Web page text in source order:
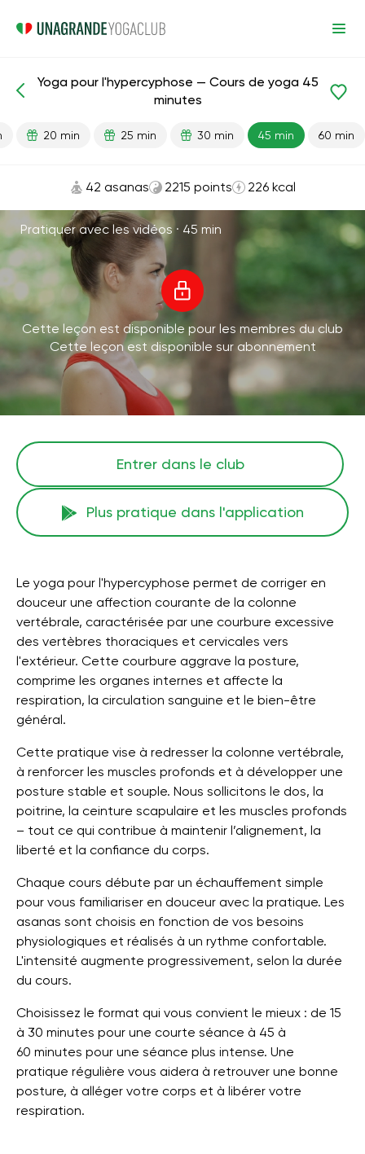
Yoga pour l'hypercyphose — Cours de yoga 45
minutes
20 min 25 min 30 min 45 min 60 min
42 asanas 2215 points 226 kcal
Pratiquer avec les vidéos · 45 min
Cette leçon est disponible pour les membres du club
Cette leçon est disponible sur abonnement
Entrer dans le club
Plus pratique dans l'application
Le yoga pour l'hypercyphose permet de corriger en
douceur une affection courante de la colonne
vertébrale, caractérisée par une courbure excessive
des vertèbres thoraciques et cervicales vers
l'extérieur. Cette courbure aggrave la posture,
comprime les organes internes et affecte la
respiration, la circulation sanguine et le bien-être
général.
Cette pratique vise à redresser la colonne vertébrale,
à renforcer les muscles profonds et à développer une
posture stable et souple. Nous sollicitons le dos, la
poitrine, la ceinture scapulaire et les muscles profonds
– tout ce qui contribue à maintenir l’alignement, la
liberté et la confiance du corps.
Chaque cours débute par un échauffement simple
pour vous familiariser en douceur avec la pratique. Les
asanas sont choisis en fonction de vos besoins
physiologiques et réalisés à un rythme confortable.
L'intensité augmente progressivement, selon la durée
du cours.
Choisissez le format qui vous convient le mieux : de 15
à 30 minutes pour une courte séance à 45 à
60 minutes pour une séance plus intense. Une
pratique régulière vous aidera à retrouver une bonne
posture, à alléger votre corps et à libérer votre
respiration.